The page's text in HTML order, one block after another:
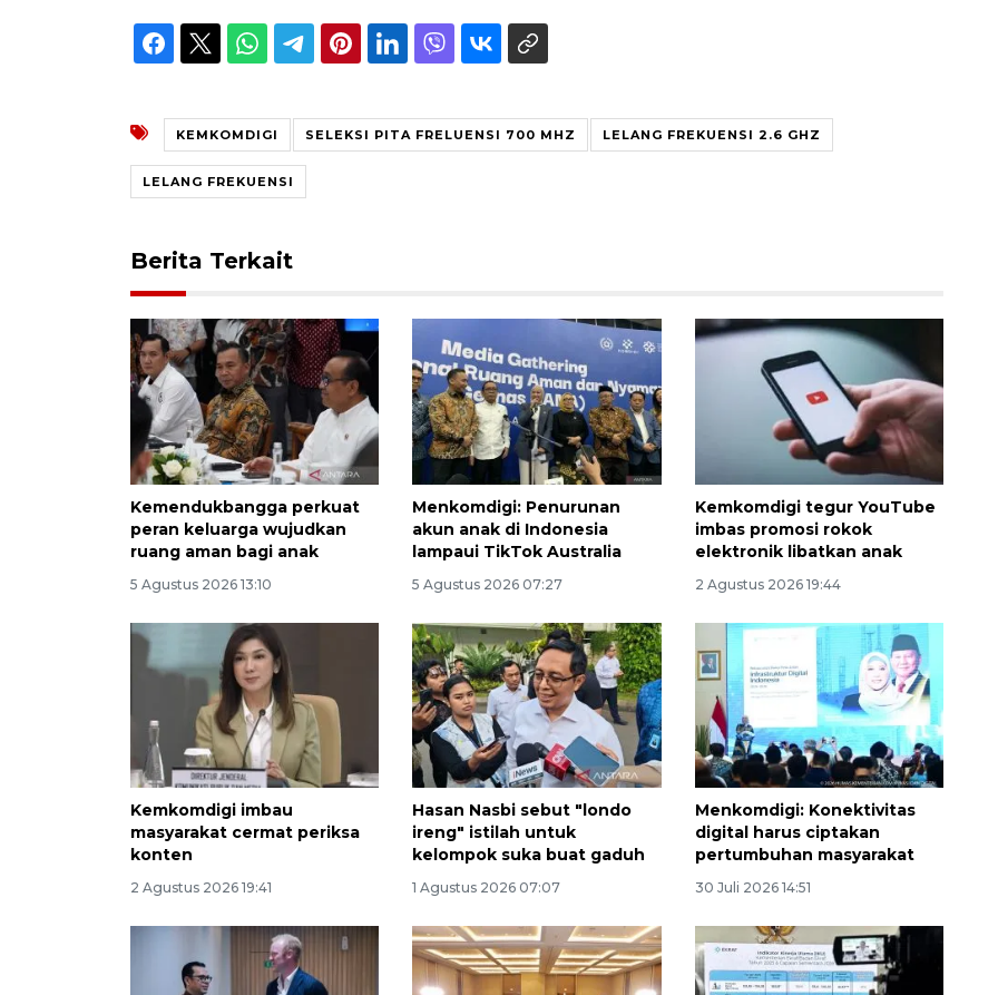
KEMKOMDIGI SELEKSI PITA FRELUENSI 700 MHZ LELANG FREKUENSI 2.6 GHZ
LELANG FREKUENSI
Berita Terkait
Kemendukbangga perkuat
peran keluarga wujudkan
ruang aman bagi anak
5 Agustus 2026 13:10
Menkomdigi: Penurunan
akun anak di Indonesia
lampaui TikTok Australia
5 Agustus 2026 07:27
Kemkomdigi tegur YouTube
imbas promosi rokok
elektronik libatkan anak
2 Agustus 2026 19:44
Kemkomdigi imbau
masyarakat cermat periksa
konten
2 Agustus 2026 19:41
Hasan Nasbi sebut "londo
ireng" istilah untuk
kelompok suka buat gaduh
1 Agustus 2026 07:07
Menkomdigi: Konektivitas
digital harus ciptakan
pertumbuhan masyarakat
30 Juli 2026 14:51
2026-08-07 13:45:00